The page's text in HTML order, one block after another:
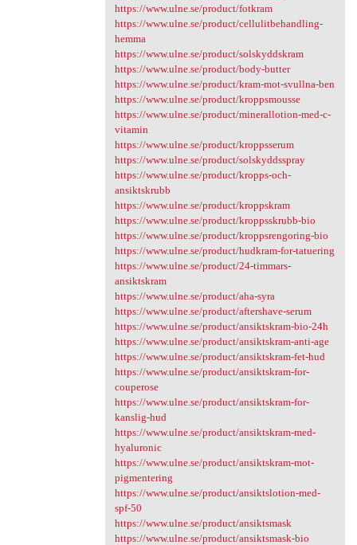
https://www.ulne.se/product/fotkram
https://www.ulne.se/product/cellulitbehandling-
hemma
https://www.ulne.se/product/solskyddskram
https://www.ulne.se/product/body-butter
https://www.ulne.se/product/kram-mot-svullna-ben
https://www.ulne.se/product/kroppsmousse
https://www.ulne.se/product/minerallotion-med-c-
vitamin
https://www.ulne.se/product/kroppsserum
https://www.ulne.se/product/solskyddsspray
https://www.ulne.se/product/kropps-och-
ansiktskrubb
https://www.ulne.se/product/kroppskram
https://www.ulne.se/product/kroppsskrubb-bio
https://www.ulne.se/product/kroppsrengoring-bio
https://www.ulne.se/product/hudkram-for-tatuering
https://www.ulne.se/product/24-timmars-
ansiktskram
https://www.ulne.se/product/aha-syra
https://www.ulne.se/product/aftershave-serum
https://www.ulne.se/product/ansiktskram-bio-24h
https://www.ulne.se/product/ansiktskram-anti-age
https://www.ulne.se/product/ansiktskram-fet-hud
https://www.ulne.se/product/ansiktskram-for-
couperose
https://www.ulne.se/product/ansiktskram-for-
kanslig-hud
https://www.ulne.se/product/ansiktskram-med-
hyaluronic
https://www.ulne.se/product/ansiktskram-mot-
pigmentering
https://www.ulne.se/product/ansiktslotion-med-
spf-50
https://www.ulne.se/product/ansiktsmask
https://www.ulne.se/product/ansiktsmask-bio